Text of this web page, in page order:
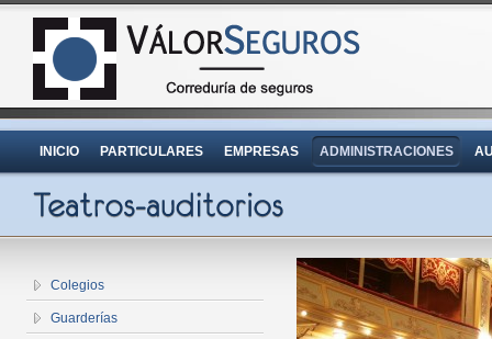
INICIO PARTICULARES EMPRESAS ADMINISTRACIONES
Colegios
Guarderías